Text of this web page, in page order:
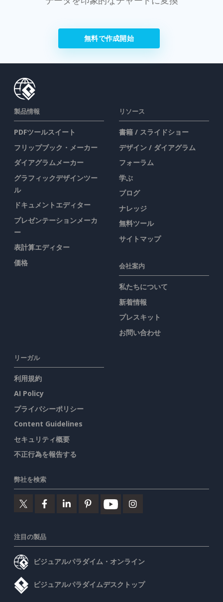
無料で作成開始
製品情報
PDFツールスイート
フリップブック・メーカー
ダイアグラムメーカー
グラフィックデザインツー
ル
ドキュメントエディター
プレゼンテーションメーカ
ー
表計算エディター
価格
リソース
書籍 / スライドショー
デザイン / ダイアグラム
フォーラム
学ぶ
ブログ
ナレッジ
無料ツール
サイトマップ
会社案内
私たちについて
新着情報
プレスキット
お問い合わせ
リーガル
利用規約
AI Policy
プライバシーポリシー
Content Guidelines
セキュリティ概要
不正行為を報告する
弊社を検索
注目の製品
ビジュアルパラダイム・オンライン
ビジュアルパラダイムデスクトップ